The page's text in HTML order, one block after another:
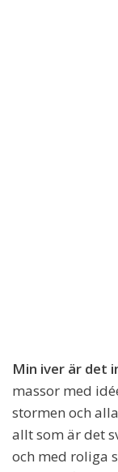
Min iver är det
massor med
stormen och
allt som är det
och med roliga